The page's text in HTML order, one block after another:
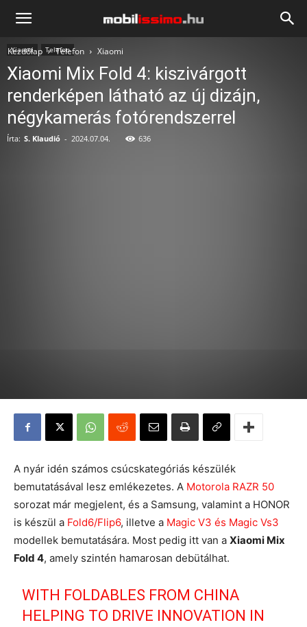
Mobilissimo.hu
Kezdőlap Telefon Xiaomi
Xiaomi Telefon
Xiaomi Mix Fold 4: kiszivárgott
renderképen látható az új dizájn,
négykamerás fotórendszerrel
Írta: S. Klaudió - 2024.07.04. 636
A nyár idén számos csúcskategóriás készülék
bemutatásával lesz emlékezetes. A Motorola RAZR 50
sorozat már megjelent, és a Samsung, valamint a HONOR
is készül a Fold6/Flip6, illetve a Magic V3 és Magic Vs3
modellek bemutatására. Most pedig itt van a Xiaomi Mix
Fold 4, amely szintén hamarosan debütálhat.
WITH FOLDABLES FROM CHINA
HELPING TO DRIVE INNOVATION IN